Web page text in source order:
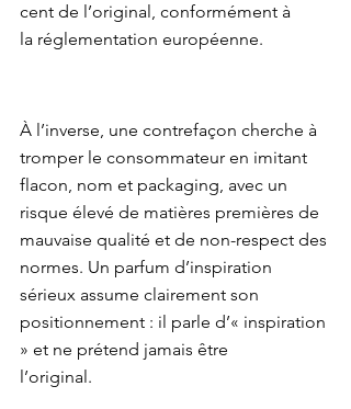
cent de l’original, conformément à
À l’inverse, une contrefaçon cherche à
tromper le consommateur en imitant
flacon, nom et packaging, avec un
risque élevé de matières premières de
mauvaise qualité et de non-respect des
normes. Un parfum d’inspiration
sérieux assume clairement son
positionnement : il parle d’« inspiration
» et ne prétend jamais être